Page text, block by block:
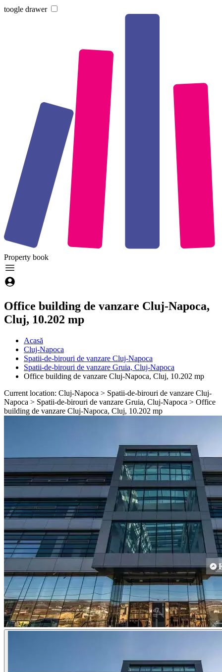
toogle drawer
Property book
Office building de vanzare Cluj-Napoca,
Cluj, 10.202 mp
Acasă
Cluj-Napoca
Spatii-de-birouri de vanzare Cluj-Napoca
Spatii-de-birouri de vanzare Gruia, Cluj-Napoca
Office building de vanzare Cluj-Napoca, Cluj, 10.202 mp
Current location: Cluj-Napoca > Spatii-de-birouri de vanzare Cluj-
Napoca > Spatii-de-birouri de vanzare Gruia, Cluj-Napoca > Office
building de vanzare Cluj-Napoca, Cluj, 10.202 mp